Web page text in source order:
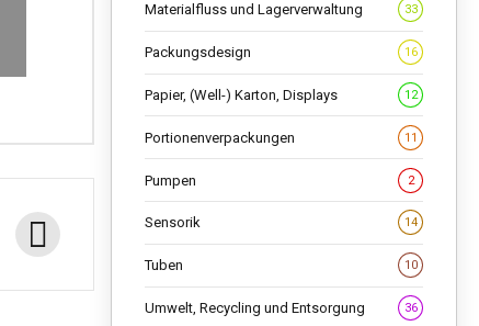
Materialfluss und Lagerverwaltung 33
Packungsdesign 16
Papier, (Well-) Karton, Displays 12
Portionenverpackungen 11
Pumpen 2
Sensorik 14
Tuben 10
Umwelt, Recycling und Entsorgung 36